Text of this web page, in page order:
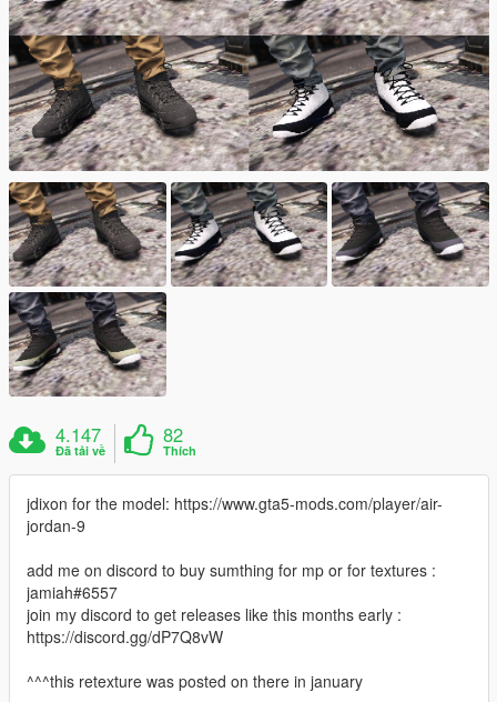
4.147
Đã tải về
82
Thích
jdixon for the model: https://www.gta5-mods.com/player/air-
jordan-9
add me on discord to buy sumthing for mp or for textures :
jamiah#6557
join my discord to get releases like this months early :
https://discord.gg/dP7Q8vW
^^^this retexture was posted on there in january